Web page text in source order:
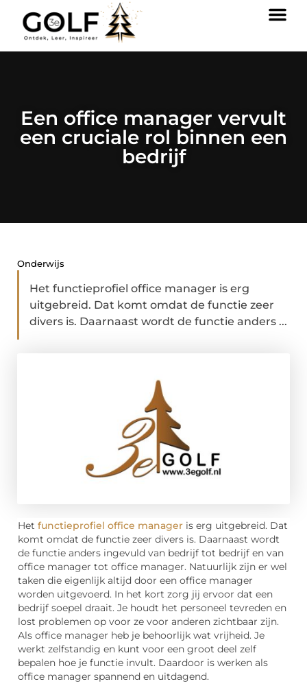
Een office manager vervult
een cruciale rol binnen een
bedrijf
Onderwijs
Het functieprofiel office manager is erg
uitgebreid. Dat komt omdat de functie zeer
divers is. Daarnaast wordt de functie anders ...
Het functieprofiel office manager is erg uitgebreid. Dat
komt omdat de functie zeer divers is. Daarnaast wordt
de functie anders ingevuld van bedrijf tot bedrijf en van
office manager tot office manager. Natuurlijk zijn er wel
taken die eigenlijk altijd door een office manager
worden uitgevoerd. In het kort zorg jij ervoor dat een
bedrijf soepel draait. Je houdt het personeel tevreden en
lost problemen op voor ze voor anderen zichtbaar zijn.
Als office manager heb je behoorlijk wat vrijheid. Je
werkt zelfstandig en kunt voor een groot deel zelf
bepalen hoe je functie invult. Daardoor is werken als
office manager spannend en uitdagend.